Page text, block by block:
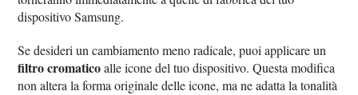
dispositivo Samsung.
Se desideri un cambiamento meno radicale, puoi applicare un
filtro cromaticoalle icone del tuo dispositivo. Questa modifica
non altera la forma originale delle icone, ma ne adatta la tonalità